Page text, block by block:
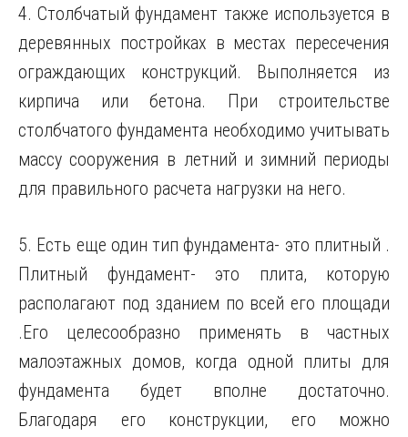
4. Столбчатый фундамент также используется в
деревянных постройках в местах пересечения
ограждающих конструкций. Выполняется из
кирпича или бетона. При строительстве
столбчатого фундамента необходимо учитывать
массу сооружения в летний и зимний периоды
для правильного расчета нагрузки на него.
5. Есть еще один тип фундамента- это плитный .
Плитный фундамент- это плита, которую
располагают под зданием по всей его площади
.Его целесообразно применять в частных
малоэтажных домов, когда одной плиты для
фундамента будет вполне достаточно.
Благодаря его конструкции, его можно